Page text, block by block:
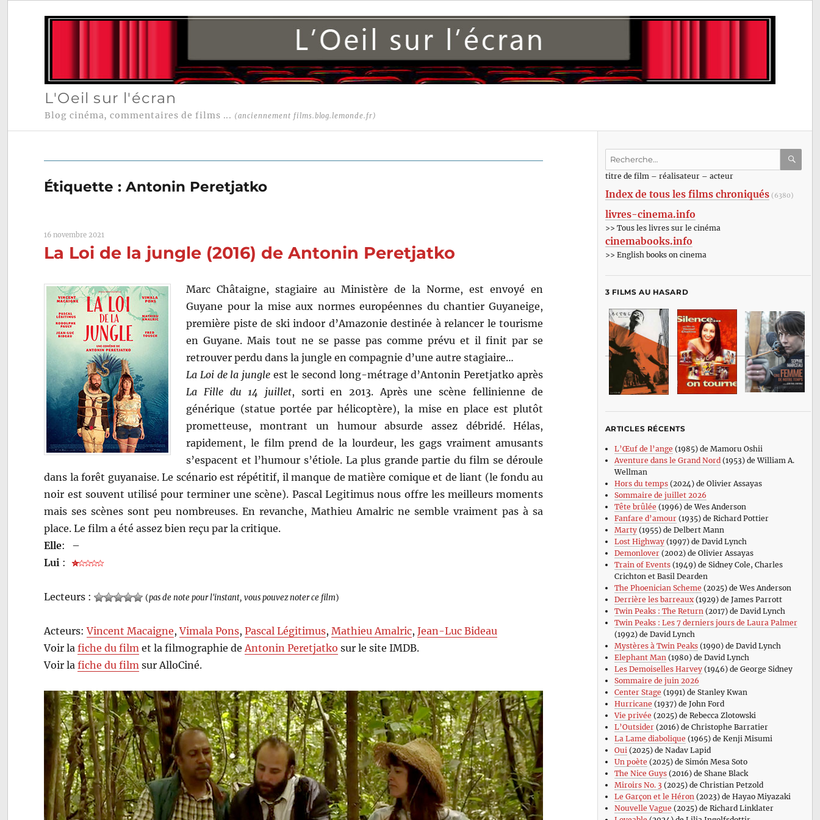
L'Oeil sur l'écran
Blog cinéma, commentaires de films ... (anciennement films.blog.lemonde.fr)
Étiquette :Antonin Peretjatko
16 novembre 2021
La Loi de la jungle (2016) de Antonin Peretjatko
Marc Châtaigne, stagiaire au Ministère de la Norme, est envoyé en
Guyane pour la mise aux normes européennes du chantier Guyaneige,
première piste de ski indoor d’Amazonie destinée à relancer le tourisme
en Guyane. Mais tout ne se passe pas comme prévu et il finit par se
retrouver perdu dans la jungle en compagnie d’une autre stagiaire…
La Loi de la jungleest le second long-métrage d’Antonin Peretjatko après
La Fille du 14 juillet, sorti en 2013. Après une scène fellinienne de
générique (statue portée par hélicoptère), la mise en place est plutôt
prometteuse, montrant un humour absurde assez débridé. Hélas,
rapidement, le film prend de la lourdeur, les gags vraiment amusants
s’espacent et l’humour s’étiole. La plus grande partie du film se déroule
dans la forêt guyanaise. Le scénario est répétitif, il manque de matière comique et de liant (le fondu au
noir est souvent utilisé pour terminer une scène). Pascal Legitimus nous offre les meilleurs moments
mais ses scènes sont peu nombreuses. En revanche, Mathieu Amalric ne semble vraiment pas à sa
place. Le film a été assez bien reçu par la critique.
Elle:
–
Lui :
Lecteurs : (pas de note pour l'instant, vous pouvez noter ce film)
Acteurs:Vincent Macaigne,Vimala Pons,Pascal Légitimus,Mathieu Amalric,Jean-Luc Bideau
Voir lafiche du film et la filmographie de Antonin Peretjatko sur le site IMDB.
Voir lafiche du film sur AlloCiné.
Recherche
:titre de film – réalisateur – acteur
Index de tous les films chroniqués (6380)
livres-cinema.info
>> Tous les livres sur le cinéma
cinemabooks.info
>> English books on cinema
3 FILMS AU HASARD
ARTICLES RÉCENTS
L’Œuf de l’ange (1985) de Mamoru Oshii
Aventure dans le Grand Nord(1953) de William A.
Wellman
Hors du temps(2024) de Olivier Assayas
Sommaire de juillet 2026
Tête brûlée (1996) de Wes Anderson
Fanfare d’amour(1935) de Richard Pottier
Marty(1955) de Delbert Mann
Lost Highway(1997) de David Lynch
Demonlover(2002) de Olivier Assayas
Train of Events(1949) de Sidney Cole, Charles
Crichton et Basil Dearden
The Phoenician Scheme (2025) de Wes Anderson
Derrière les barreaux(1929) de James Parrott
Twin Peaks : The Return (2017) de David Lynch
Twin Peaks : Les 7 derniers jours de Laura Palmer
(1992) de David Lynch
Mystères à Twin Peaks(1990) de David Lynch
Elephant Man (1980) de David Lynch
Les Demoiselles Harvey(1946) de George Sidney
Sommaire de juin 2026
Center Stage (1991) de Stanley Kwan
Hurricane (1937) de John Ford
Vie privée (2025) de Rebecca Zlotowski
L’Outsider(2016) de Christophe Barratier
La Lame diabolique (1965) de Kenji Misumi
Oui (2025) de Nadav Lapid
Un poète (2025) de Simón Mesa Soto
The Nice Guys(2016) de Shane Black
Miroirs No. 3 (2025) de Christian Petzold
Le Garçon et le Héron (2023) de Hayao Miyazaki
Nouvelle Vague (2025) de Richard Linklater